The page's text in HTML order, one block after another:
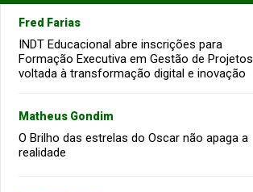
Fred Farias
INDT Educacional abre inscrições para
Formação Executiva em Gestão de Projetos
voltada à transformação digital e inovação
Matheus Gondim
O Brilho das estrelas do Oscar não apaga a
realidade